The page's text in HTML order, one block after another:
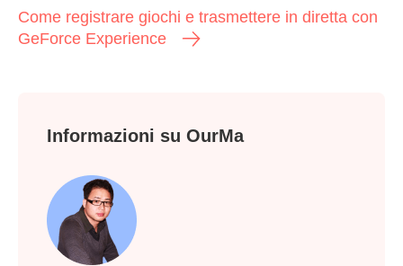
Come registrare giochi e trasmettere in diretta con
GeForce Experience
Informazioni su OurMa